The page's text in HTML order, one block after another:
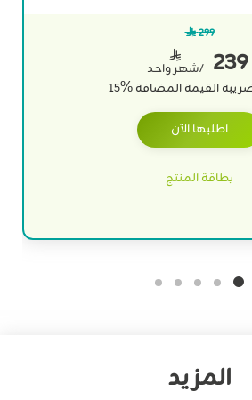
299 
239

/شهر واحد
القيمة المضافة%
15
اطلبها الآن
بطاقة المنتج
المزيد